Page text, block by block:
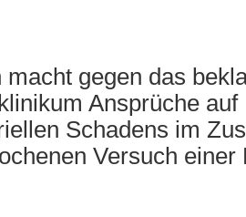
macht gegen das
Ansprüche
Schadens im
Versuch einer